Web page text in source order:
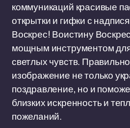
коммуникаций красивые
открытки и гифки с
Воскрес! Воистину
мощным инструментом
светлых чувств.
изображение не только
поздравление, но и
близких искренность и
пожеланий.